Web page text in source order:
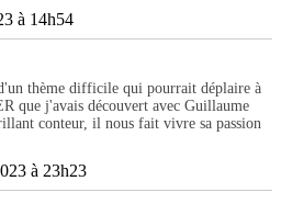
à 14h54
thème difficile qui pourrait déplaire à
que j'avais découvert avec Guillaume
conteur, il nous fait vivre sa passion
à 23h23